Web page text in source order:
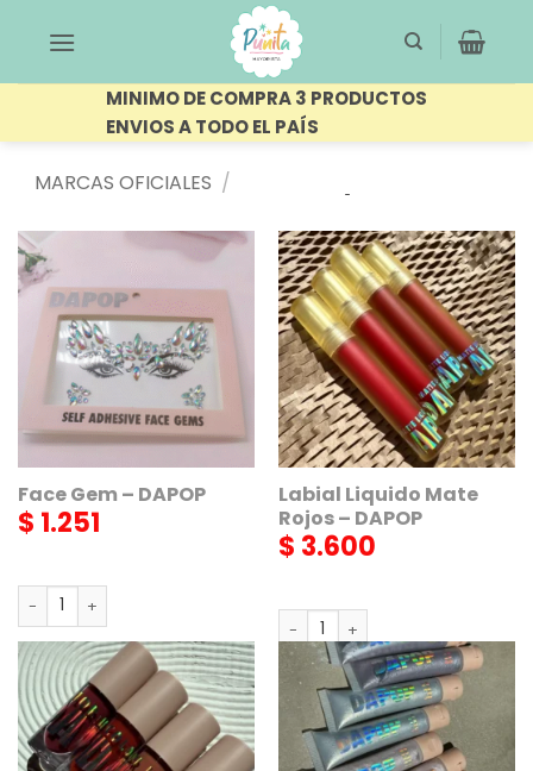
MINIMO DE COMPRA 3 PRODUCTOS
ENVIOS A TODO EL PAÍS
MARCAS OFICIALES /
Face Gem – DAPOP
$ 1.251
Face Gem - DAPOP cantidad
AGREGAR
Labial Liquido Mate
Rojos – DAPOP
$ 3.600
Labial Liquido Mate Rojos -
AGREGAR